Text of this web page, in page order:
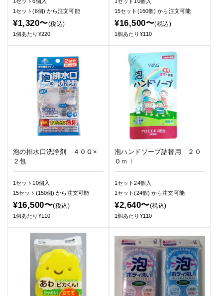
1セット(6個) から注文可能
¥1,320〜(税込)
1個あたり¥220
15セット(150個)から注文可能
¥16,500〜(税込)
1個あたり¥110
泡の排水口洗浄剤 ４０Ｇ×
２包
1セット10個入
15セット(150個)から注文可能
¥16,500〜(税込)
1個あたり¥110
泡ハンドソープ詰替用 ２０
０ｍｌ
1セット24個入
1セット(24個)から注文可能
¥2,640〜(税込)
1個あたり¥110